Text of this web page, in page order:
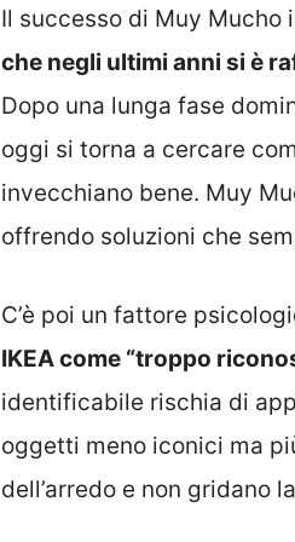
Il successo di Muy Mucho
che negli ultimi anni si è
Dopo una lunga fase
oggi si torna a cercare
invecchiano bene. Muy
offrendo soluzioni che
C’è poi un fattore
IKEA come “troppo
identificabile rischia di
oggetti meno iconici ma
dell’arredo e non gridano